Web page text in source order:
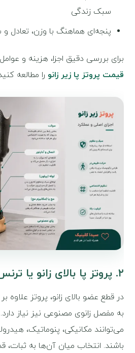
سبک زندگی
پنجه‌ای هماهنگ با وزن، تعادل
برای بررسی دقیق اجزا، هزینه و
قیمت پروتز پا زیر زانو را مطالعه
۲. پروتز پا بالای زانو یا ترنس‌فمورال
در قطع عضو بالای زانو، پروتز
به مفصل زانوی مصنوعی نیز نیاز
می‌توانند مکانیکی، پنوماتیک،
باشند. انتخاب میان آن‌ها به ثبات،